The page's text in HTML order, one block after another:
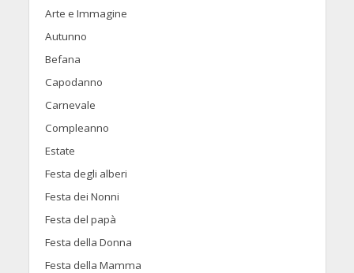
Arte e Immagine
Autunno
Befana
Capodanno
Carnevale
Compleanno
Estate
Festa degli alberi
Festa dei Nonni
Festa del papà
Festa della Donna
Festa della Mamma